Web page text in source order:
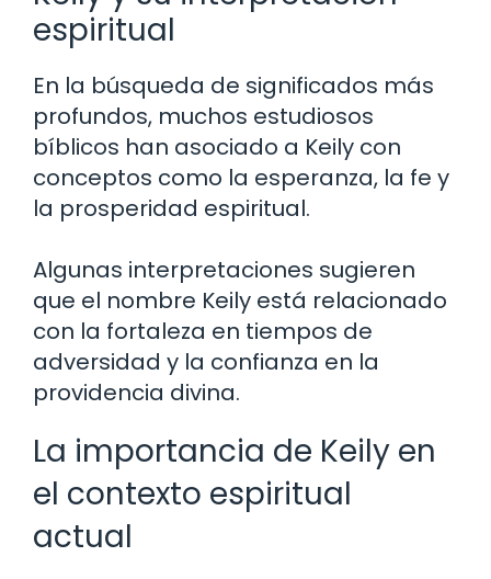
espiritual
En la búsqueda de significados más
profundos, muchos estudiosos
bíblicos han asociado a Keily con
conceptos como la esperanza, la fe y
la prosperidad espiritual.
Algunas interpretaciones sugieren
que el nombre Keily está relacionado
con la fortaleza en tiempos de
adversidad y la confianza en la
providencia divina.
La importancia de Keily en
el contexto espiritual
actual